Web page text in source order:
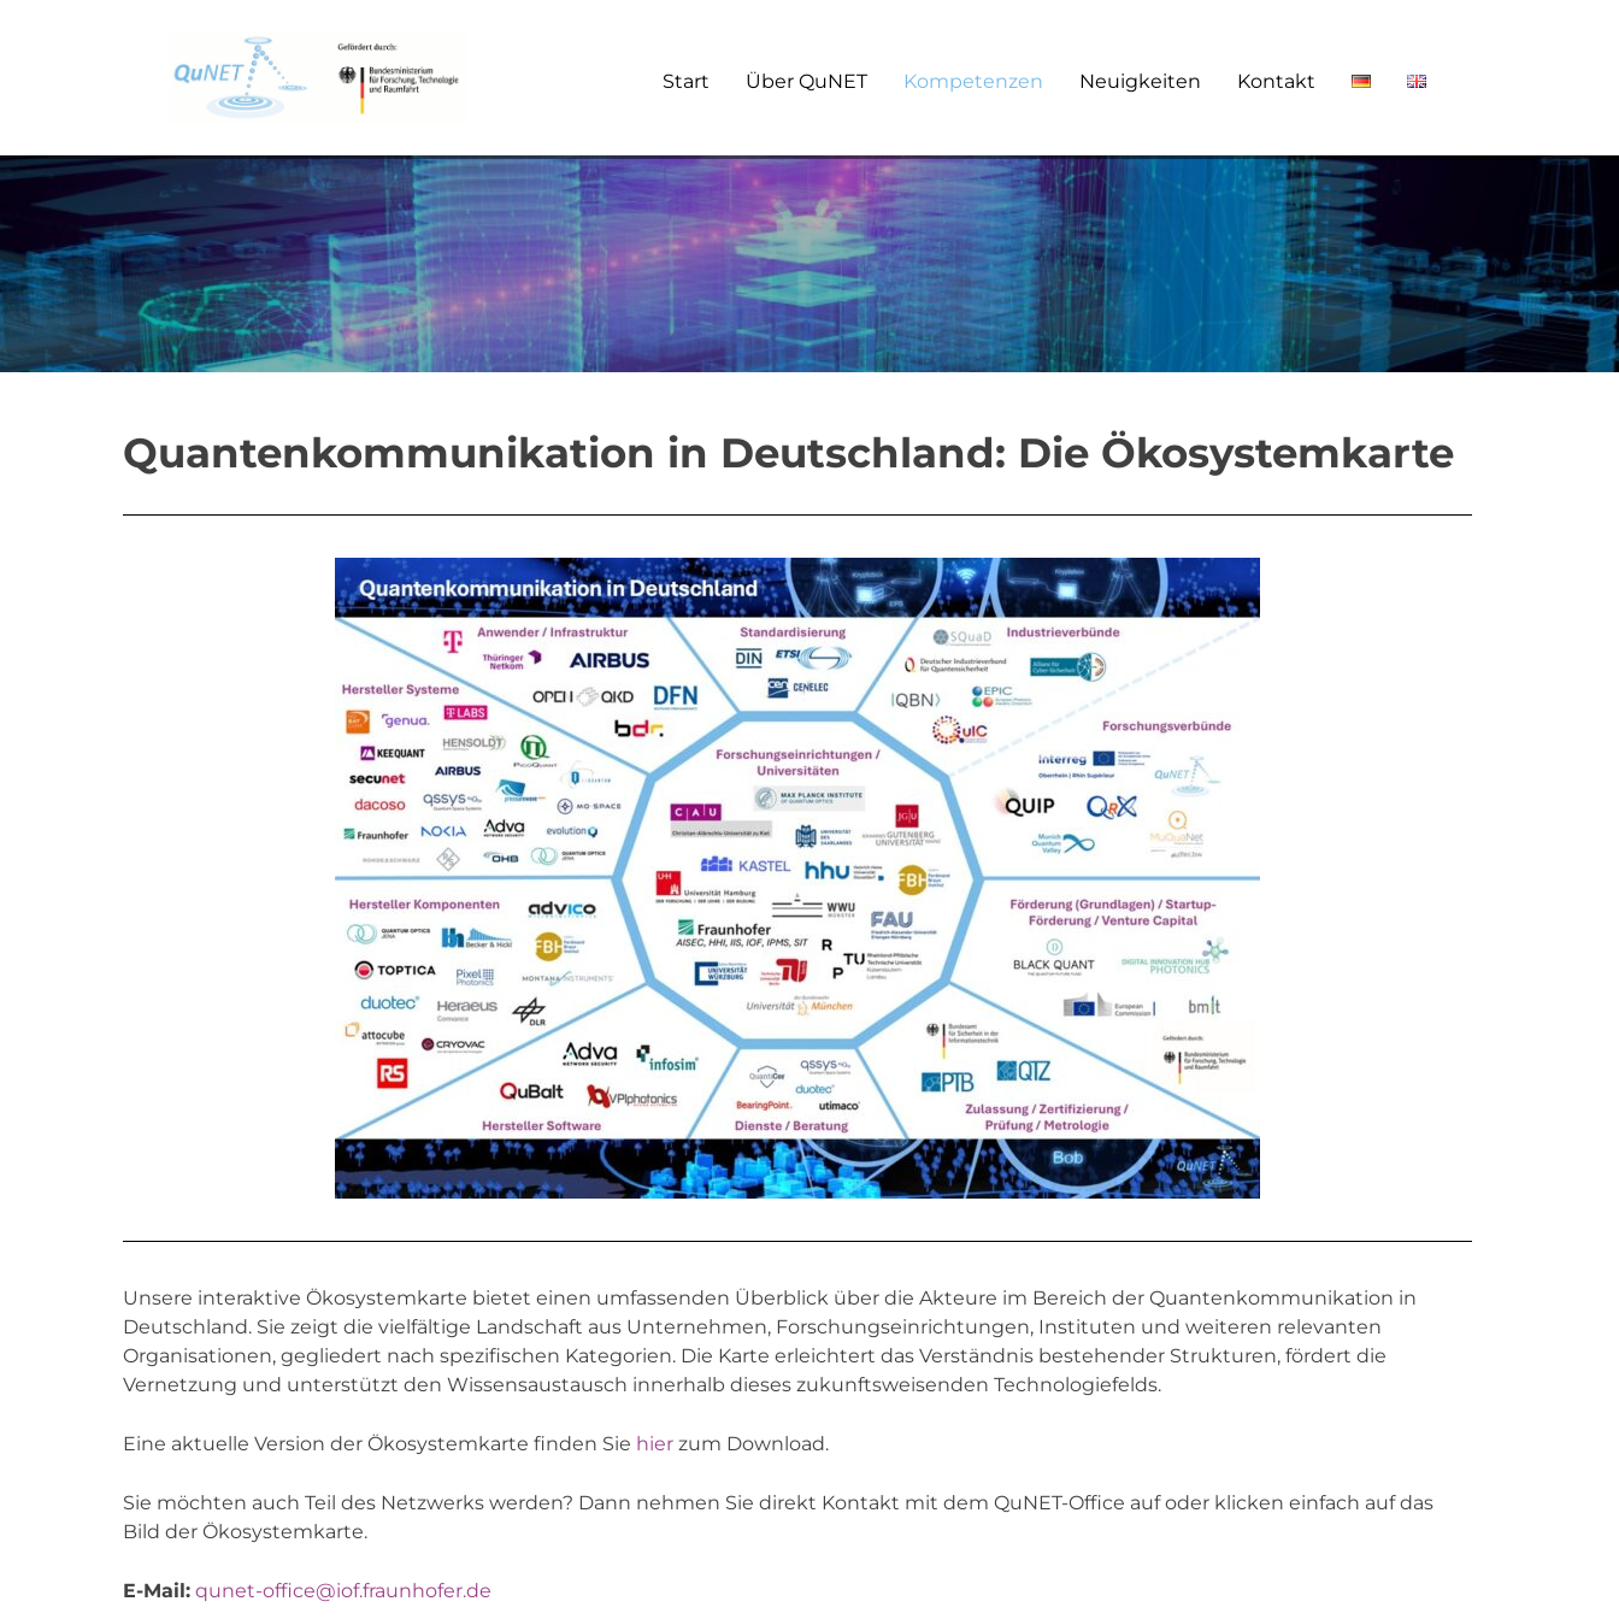
Start Über QuNET Kompetenzen Neuigkeiten Kontakt
Quantenkommunikation in Deutschland: Die Ökosystemkarte
Unsere interaktive Ökosystemkarte bietet einen umfassenden Überblick über die Akteure im Bereich der Quantenkommunikation in
Deutschland. Sie zeigt die vielfältige Landschaft aus Unternehmen, Forschungseinrichtungen, Instituten und weiteren relevanten
Organisationen, gegliedert nach spezifischen Kategorien. Die Karte erleichtert das Verständnis bestehender Strukturen, fördert die
Vernetzung und unterstützt den Wissensaustausch innerhalb dieses zukunftsweisenden Technologiefelds.
Eine aktuelle Version der Ökosystemkarte finden Sie hier zum Download.
Sie möchten auch Teil des Netzwerks werden? Dann nehmen Sie direkt Kontakt mit dem QuNET-Office auf oder klicken einfach auf das
Bild der Ökosystemkarte.
E-Mail: qunet-office@iof.fraunhofer.de